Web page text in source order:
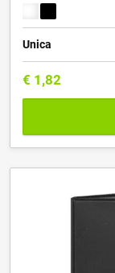
Unica
€ 1,82